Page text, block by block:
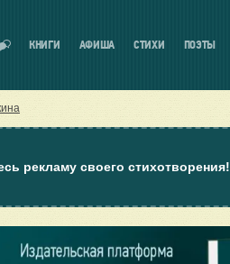
КНИГИ АФИША СТИХИ ПОЭТЫ
рекламу своего стихотворения!